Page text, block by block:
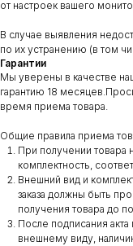
от настроек вашего
В случае выявления
по их устранению (в том
Гарантии
Мы уверены в качестве
гарантию 18
время приема товара.
Общие правила приема
При получении товара
комплектность,
Внешний вид и
заказа должны быть
получения товара до
После подписания
внешнему виду,